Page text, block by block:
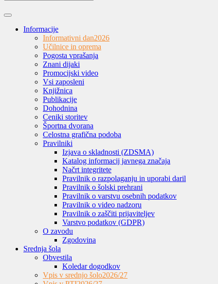
Informacije
Informativni dan2026
Učilnice in oprema
Pogosta vprašanja
Znani dijaki
Promocijski video
Vsi zaposleni
Knjižnica
Publikacije
Dohodnina
Ceniki storitev
Športna dvorana
Celostna grafična podoba
Pravilniki
Izjava o skladnosti (ZDSMA)
Katalog informacij javnega značaja
Načrt integritete
Pravilnik o razpolaganju in uporabi daril
Pravilnik o šolski prehrani
Pravilnik o varstvu osebnih podatkov
Pravilnik o video nadzoru
Pravilnik o zaščiti prijaviteljev
Varstvo podatkov (GDPR)
O zavodu
Zgodovina
Srednja šola
Obvestila
Koledar dogodkov
Vpis v srednjo šolo2026/27